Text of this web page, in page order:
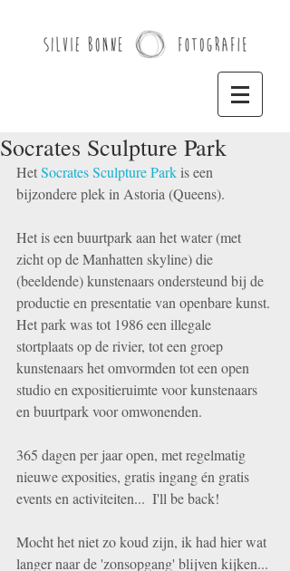
Socrates Sculpture Park
Het Socrates Sculpture Park is een
bijzondere plek in Astoria (Queens).
Het is een buurtpark aan het water (met
zicht op de Manhatten skyline) die
(beeldende) kunstenaars ondersteund bij de
productie en presentatie van openbare kunst.
Het park was tot 1986 een illegale
stortplaats op de rivier, tot een groep
kunstenaars het omvormden tot een open
studio en expositieruimte voor kunstenaars
en buurtpark voor omwonenden.
365 dagen per jaar open, met regelmatig
nieuwe exposities, gratis ingang én gratis
events en activiteiten...  I'll be back!
Mocht het niet zo koud zijn, ik had hier wat
langer naar de 'zonsopgang' blijven kijken...